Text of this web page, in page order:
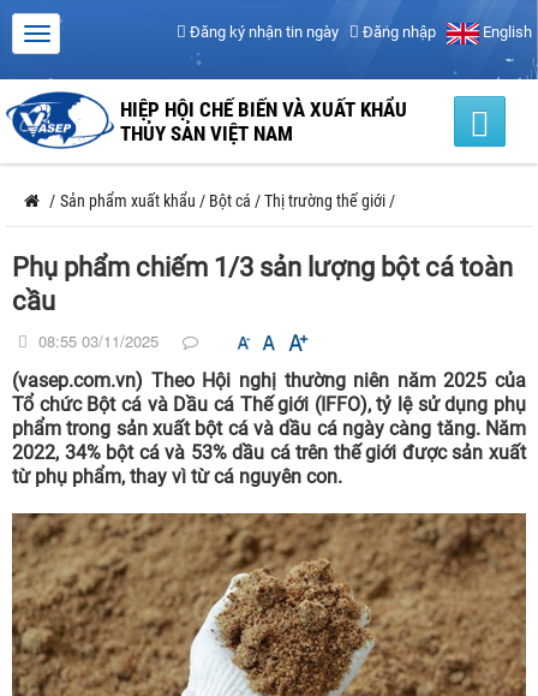
Đăng ký nhận tin ngày Đăng nhập English
HIỆP HỘI CHẾ BIẾN VÀ XUẤT KHẨU
THỦY SẢN VIỆT NAM
/ Sản phẩm xuất khẩu / Bột cá /Thị trường thế giới /
Phụ phẩm chiếm 1/3 sản lượng bột cá toàn
cầu
08:55 03/11/2025
(vasep.com.vn) Theo Hội nghị thường niên năm 2025 của
Tổ chức Bột cá và Dầu cá Thế giới (IFFO), tỷ lệ sử dụng phụ
phẩm trong sản xuất bột cá và dầu cá ngày càng tăng. Năm
2022, 34% bột cá và 53% dầu cá trên thế giới được sản xuất
từ phụ phẩm, thay vì từ cá nguyên con.